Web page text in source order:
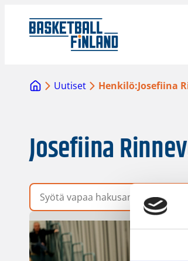
Uutiset Henkilö:Josefiina
Josefiina
Vapaa hakusana